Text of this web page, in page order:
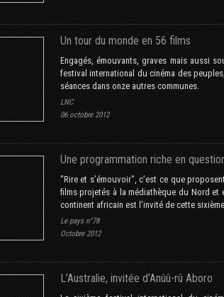
Un tour du monde en 56 films
Engagés, émouvants, graves mais aussi
festival international du cinéma des
séances dans onze autres communes.
LNC
06 octobre 2012
Une programmation riche en
"Rire et s’émouvoir", c’est ce que
films projetés à la médiathèque du Nord et
continent africain est l’invité de cette
Le pays n°78
Octobre 2012
L’Australie, invitée d’Anûû-rû Aboro